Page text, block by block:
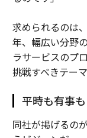
求められるのは
年、幅広い分野
ラサービスのプ
挑戦すべきテー
平時も有事
同社が掲げるの